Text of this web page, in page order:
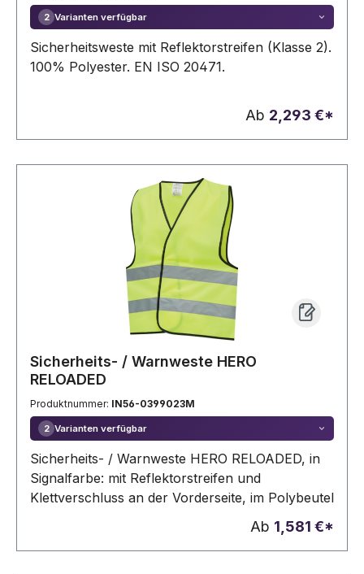
2 Varianten verfügbar
Sicherheitsweste mit Reflektorstreifen (Klasse 2).
100% Polyester. EN ISO 20471.
Ab 2,293 €*
Sicherheits- / Warnweste HERO
RELOADED
Produktnummer: IN56-0399023M
2 Varianten verfügbar
Sicherheits- / Warnweste HERO RELOADED, in
Signalfarbe: mit Reflektorstreifen und
Klettverschluss an der Vorderseite, im Polybeutel
Ab 1,581 €*